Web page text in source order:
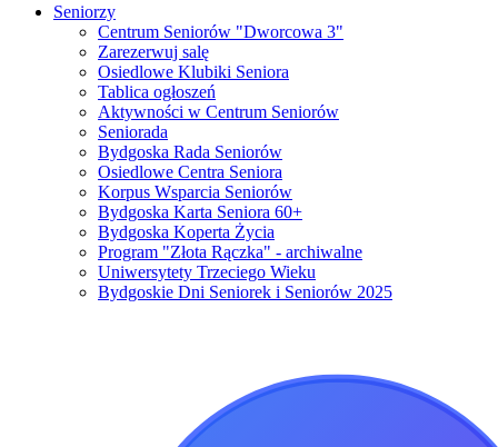
Seniorzy
Centrum Seniorów "Dworcowa 3"
Zarezerwuj salę
Osiedlowe Klubiki Seniora
Tablica ogłoszeń
Aktywności w Centrum Seniorów
Seniorada
Bydgoska Rada Seniorów
Osiedlowe Centra Seniora
Korpus Wsparcia Seniorów
Bydgoska Karta Seniora 60+
Bydgoska Koperta Życia
Program "Złota Rączka" - archiwalne
Uniwersytety Trzeciego Wieku
Bydgoskie Dni Seniorek i Seniorów 2025